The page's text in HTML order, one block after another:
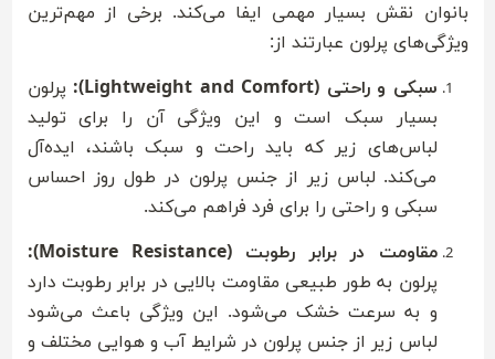
بانوان نقش بسیار مهمی ایفا می‌کند. برخی از مهم‌ترین
ویژگی‌های پرلون عبارتند از:
سبکی و راحتی (Lightweight and Comfort):
پرلون
بسیار سبک است و این ویژگی آن را برای تولید
لباس‌های زیر که باید راحت و سبک باشند، ایده‌آل
می‌کند. لباس زیر از جنس پرلون در طول روز احساس
سبکی و راحتی را برای فرد فراهم می‌کند.
مقاومت در برابر رطوبت (Moisture Resistance):
پرلون به طور طبیعی مقاومت بالایی در برابر رطوبت دارد
و به سرعت خشک می‌شود. این ویژگی باعث می‌شود
لباس زیر از جنس پرلون در شرایط آب و هوایی مختلف و